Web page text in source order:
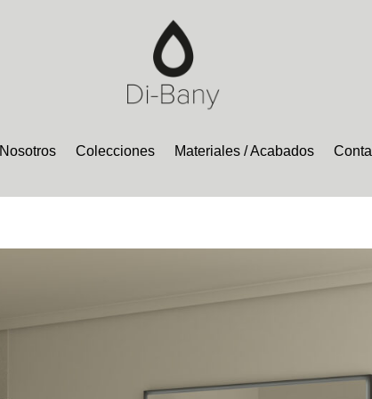
Nosotros Colecciones Materiales / Acabados